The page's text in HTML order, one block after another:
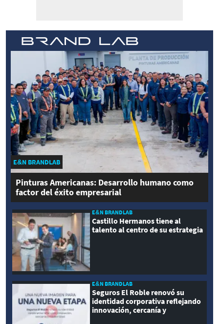
E&N BRANDLAB
Pinturas Americanas: Desarrollo humano como
factor del éxito empresarial
E&N BRANDLAB
Castillo Hermanos tiene al
talento al centro de su estrategia
E&N BRANDLAB
Seguros El Roble renovó su
identidad corporativa reflejando
innovación, cercanía y